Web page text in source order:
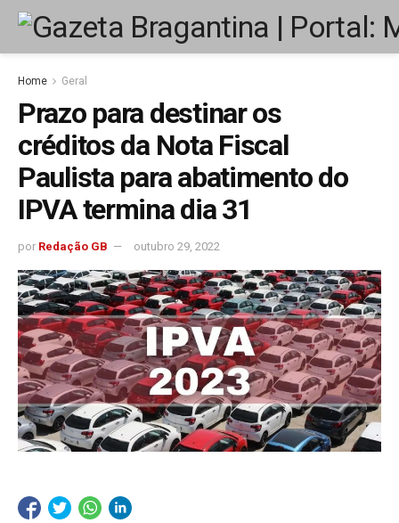
Home Geral
Prazo para destinar os
créditos da Nota Fiscal
Paulista para abatimento do
IPVA termina dia 31
por Redação GB outubro 29, 2022